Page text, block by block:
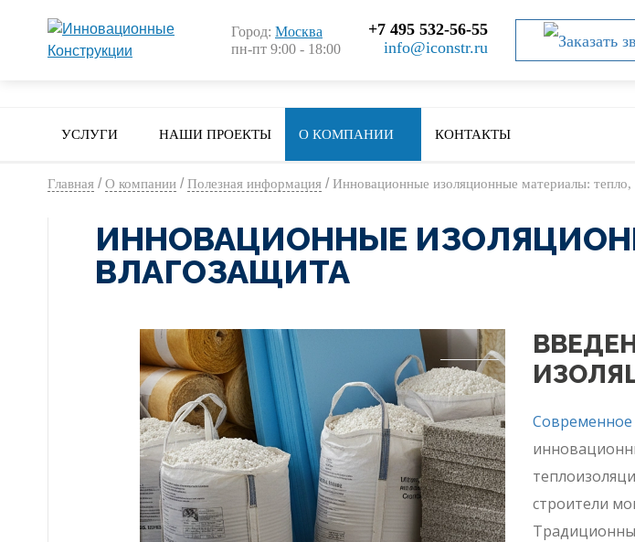
Город: Москва
пн-пт 9:00 - 18:00
+7 495 532-56-55
info@iconstr.ru
УСЛУГИ НАШИ ПРОЕКТЫ О КОМПАНИИ КОНТАКТЫ
Главная /О компании /Полезная информация /Инновационные изоляционные материалы: тепло,
ИННОВАЦИОННЫЕ
ВЛАГОЗАЩИТА
Современное
строители